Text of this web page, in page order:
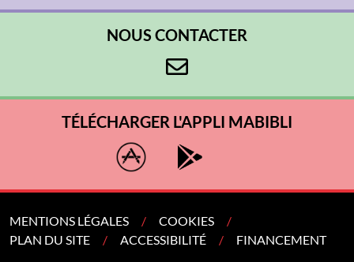
NOUS CONTACTER
TÉLÉCHARGER L'APPLI MABIBLI
MENTIONS LÉGALES
COOKIES
PLAN DU SITE
ACCESSIBILITÉ FINANCEMENT